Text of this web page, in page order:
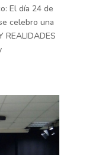
El día 24 de
celebro una
REALIDADES